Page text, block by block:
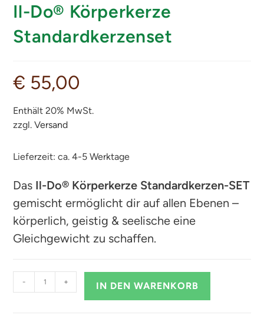
Il-Do® Körperkerze
Standardkerzenset
€ 55,00
Enthält 20% MwSt.
zzgl.Versand
Lieferzeit: ca. 4-5 Werktage
Das Il-Do® Körperkerze Standardkerzen-SET
gemischt ermöglicht dir auf allen Ebenen –
körperlich, geistig & seelische eine
Gleichgewicht zu schaffen.
- + IN DEN WARENKORB